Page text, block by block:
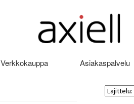
Verkkokauppa Asiakaspalvelu